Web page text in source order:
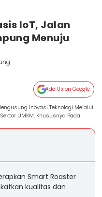
IoT, Jalan
Menuju
Add Us on Google
Inovasi Teknologi Melalui
UMKM, Khususnya Pada
Smart Roaster
kualitas dan